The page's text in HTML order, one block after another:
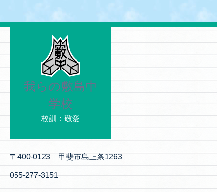
我らの敷島中
学校
校訓：敬愛
〒400-0123 甲斐市島上条1263
055-277-3151